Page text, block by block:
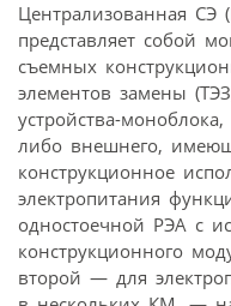
Централизованная СЭ
представляет собой
съемных
элементов замены
устройства-
либо внешнего,
конструкционное
электропитания
одностоечной РЭА с
конструкционного
второй — для